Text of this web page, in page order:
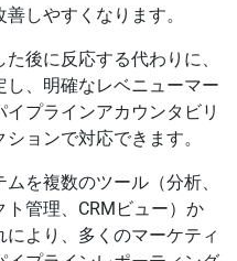
しやすくなります。
後に反応する代わりに、
、明確なレベニューマー
プラインアカウンタビリ
ョンで対応できます。
を複数のツール（分析、
管理、CRMビュー）か
より、多くのマーケティ